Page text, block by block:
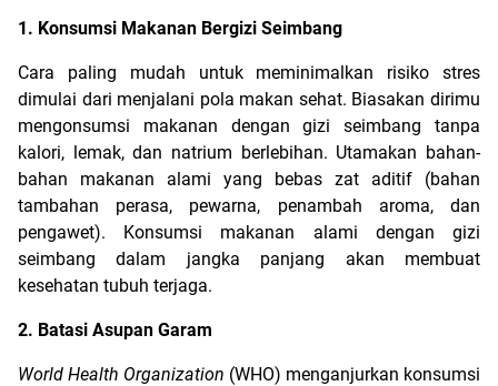
1. Konsumsi Makanan Bergizi Seimbang
Cara paling mudah untuk meminimalkan risiko stres
dimulai dari menjalani pola makan sehat. Biasakan dirimu
mengonsumsi makanan dengan gizi seimbang tanpa
kalori, lemak, dan natrium berlebihan. Utamakan bahan-
bahan makanan alami yang bebas zat aditif (bahan
tambahan perasa, pewarna, penambah aroma, dan
pengawet). Konsumsi makanan alami dengan gizi
seimbang dalam jangka panjang akan membuat
kesehatan tubuh terjaga.
2. Batasi Asupan Garam
World Health Organization (WHO) menganjurkan konsumsi